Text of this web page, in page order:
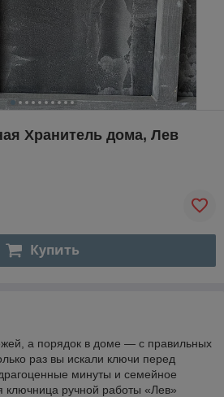
Хранитель дома, Лев
Купить
а порядок в доме — с правильных
раз вы искали ключи перед
минуты и семейное
ключница ручной работы «Лев»